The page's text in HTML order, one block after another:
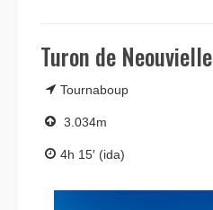
Turon de Neouvielle
Tournaboup
3.034m
4h 15′ (ida)